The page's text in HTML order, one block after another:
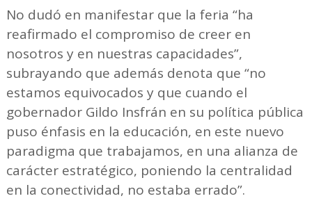
No dudó en manifestar que la feria “ha
reafirmado el compromiso de creer en
nosotros y en nuestras capacidades”,
subrayando que además denota que “no
estamos equivocados y que cuando el
gobernador Gildo Insfrán en su política pública
puso énfasis en la educación, en este nuevo
paradigma que trabajamos, en una alianza de
carácter estratégico, poniendo la centralidad
en la conectividad, no estaba errado”.